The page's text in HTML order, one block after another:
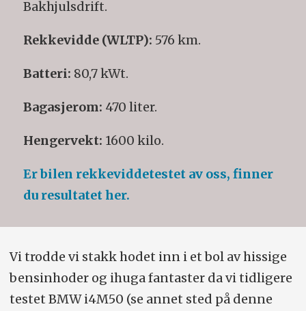
Bakhjulsdrift.
Rekkevidde (WLTP): 576 km.
Batteri: 80,7 kWt.
Bagasjerom: 470 liter.
Hengervekt: 1600 kilo.
Er bilen rekkeviddetestet av oss, finner
du resultatet her.
Vi trodde vi stakk hodet inn i et bol av hissige
bensinhoder og ihuga fantaster da vi tidligere
testet BMW i4M50 (se annet sted på denne